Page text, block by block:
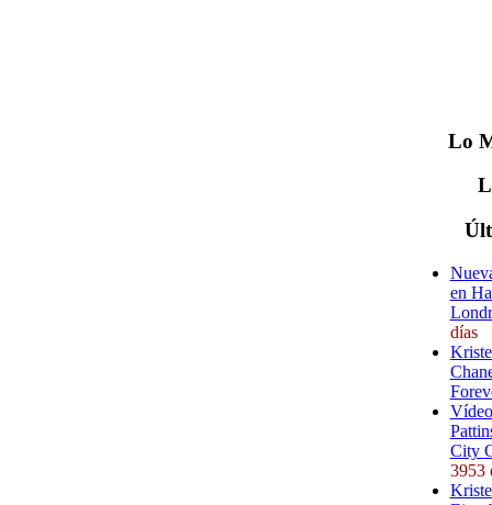
Lo
en
días
City
3953